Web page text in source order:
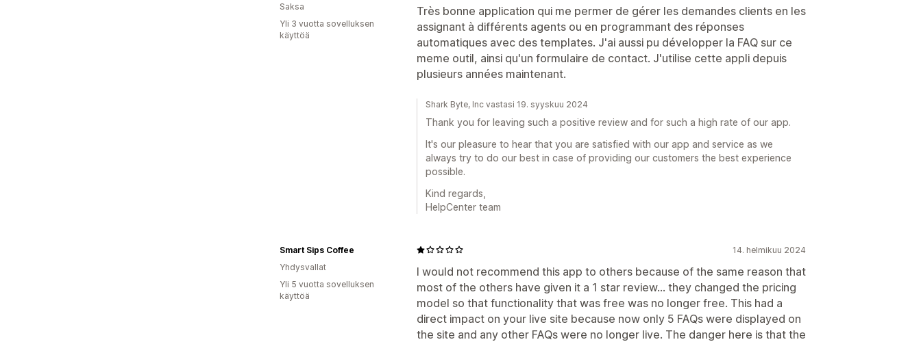
Très bonne application qui me permer de gérer les demandes clients en les
assignant à différents agents ou en programmant des réponses
automatiques avec des templates. J'ai aussi pu développer la FAQ sur ce
meme outil, ainsi qu'un formulaire de contact. J'utilise cette appli depuis
plusieurs années maintenant.
Saksa
Yli 3 vuotta sovelluksen
käyttöä
Shark Byte, Inc vastasi 19. syyskuu 2024
Thank you for leaving such a positive review and for such a high rate of our app.
It's our pleasure to hear that you are satisfied with our app and service as we
always try to do our best in case of providing our customers the best experience
possible.
Kind regards,
HelpCenter team
14. helmikuu 2024
I would not recommend this app to others because of the same reason that
most of the others have given it a 1 star review... they changed the pricing
model so that functionality that was free was no longer free. This had a
direct impact on your live site because now only 5 FAQs were displayed on
the site and any other FAQs were no longer live. The danger here is that the
Smart Sips Coffee
Yhdysvallat
Yli 5 vuotta sovelluksen
käyttöä